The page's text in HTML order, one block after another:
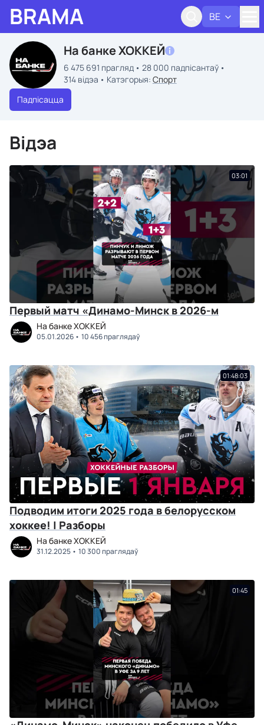
BRAMA BE
На банке ХОККЕЙ
6 475 691 прагляд
28 000 падпісантаў
314 відэа
Катэгорыя: Спорт
Падпісацца
Відэа
03:01
Первый матч «Динамо-Минск в 2026-м
На банке ХОККЕЙ
05.01.2026 10 456 праглядаў
01:48:03
Подводим итоги 2025 года в белорусском
хоккее! | Разборы
На банке ХОККЕЙ
31.12.2025 10 300 праглядаў
01:45